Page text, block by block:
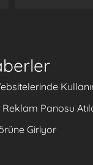
Panosu
Giriyor